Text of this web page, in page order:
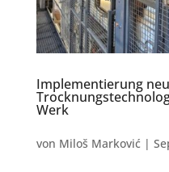
Implementierung
Werk
von Miloš Marković|